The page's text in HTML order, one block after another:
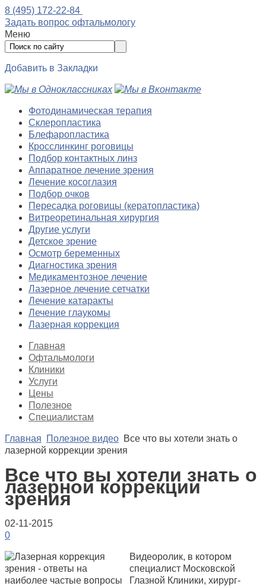
8 (495) 172-22-84
Задать вопрос офтальмологу
Меню
Добавить в Закладки
Фотодинамическая терапия
Склеропластика
Блефаропластика
Кросслинкинг роговицы
Подбор контактных линз
Аппаратное лечение зрения
Лечение косоглазия
Подбор очков
Пересадка роговицы (кератопластика)
Витреоретинальная хирургия
Другие услуги
Детское зрение
Осмотр беременных
Диагностика зрения
Медикаментозное лечение
Лазерное лечение сетчатки
Лечение катаракты
Лечение глаукомы
Лазерная коррекция
Главная
Офтальмологи
Клиники
Услуги
Цены
Полезное
Специалистам
Главная Полезное видео Все что вы хотели знать о
лазерной коррекции зрения
Все что вы хотели знать о
лазерной коррекции
зрения
02-11-2015
0
Видеоролик, в котором
специалист Московской
Глазной Клиники, хирург-